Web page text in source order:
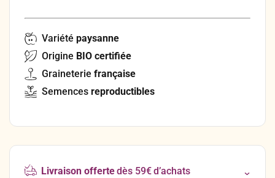
Variété paysanne
Origine BIO certifiée
Graineterie française
Semences reproductibles
Livraison offertedès 59€ d’achats